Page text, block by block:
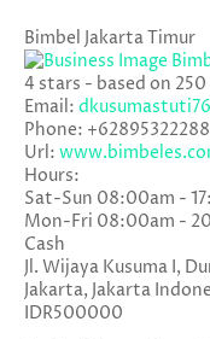
Bimbel Jakarta Timur
4 stars - based on 250
Email:
Phone:
Url:
Hours:
Sat-Sun 08:00am -
Mon-Fri 08:00am -
Cash
Jl. Wijaya Kusuma I,
Jakarta, Jakarta
IDR500000